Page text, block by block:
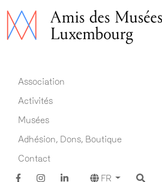
Aller
au
Main navigation FR
Association
Activités
Musées
Adhésion, Dons, Boutique
Contact
FR